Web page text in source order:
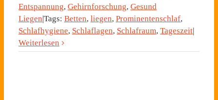
Entspannung, Gehirnforschung, Gesund
Liegen Tags: Betten, liegen, Prominentenschlaf,
Schlafhygiene, Schlaflagen, Schlafraum, Tageszeit
Weiterlesen